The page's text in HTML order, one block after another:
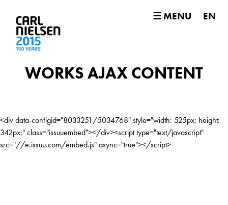
☰ MENU
WORKS AJAX CONTENT
EN
<div data-configid="8033251/5034768" style="width: 525px; height:
342px;" class="issuuembed"></div><script type="text/javascript"
src="//e.issuu.com/embed.js" async="true"></script>